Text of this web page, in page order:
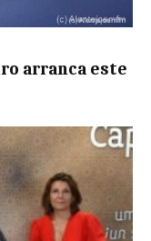
arranca este